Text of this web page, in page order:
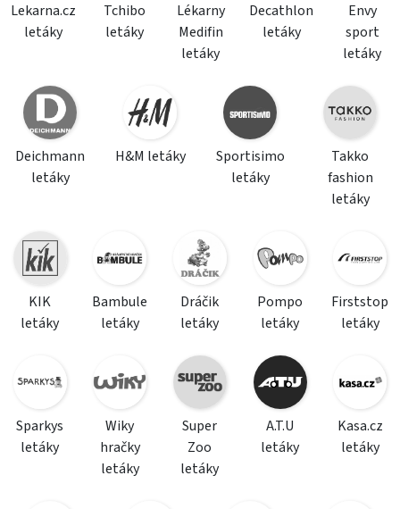
Lekarna.cz
letáky
Tchibo
letáky
Lékarny
Medifin
letáky
Decathlon
letáky
Envy
sport
letáky
Deichmann
letáky
H&M letáky
Sportisimo
letáky
Takko
fashion
letáky
KIK
letáky
Bambule
letáky
Dráčik
letáky
Pompo
letáky
Firststop
letáky
Sparkys
letáky
Wiky
hračky
letáky
Super
Zoo
letáky
A.T.U
letáky
Kasa.cz
letáky